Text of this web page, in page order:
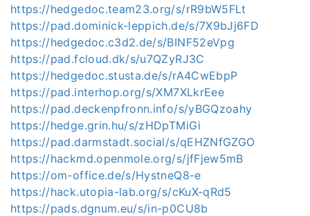
https://hedgedoc.team23.org/s/rR9bW5FLt
https://pad.dominick-leppich.de/s/7X9bJj6FD
https://hedgedoc.c3d2.de/s/BINF52eVpg
https://pad.fcloud.dk/s/u7QZyRJ3C
https://hedgedoc.stusta.de/s/rA4CwEbpP
https://pad.interhop.org/s/XM7XLkrEee
https://pad.deckenpfronn.info/s/yBGQzoahy
https://hedge.grin.hu/s/zHDpTMiGi
https://pad.darmstadt.social/s/qEHZNfGZGO
https://hackmd.openmole.org/s/jfFjew5mB
https://om-office.de/s/HystneQ8-e
https://hack.utopia-lab.org/s/cKuX-qRd5
https://pads.dgnum.eu/s/in-p0CU8b